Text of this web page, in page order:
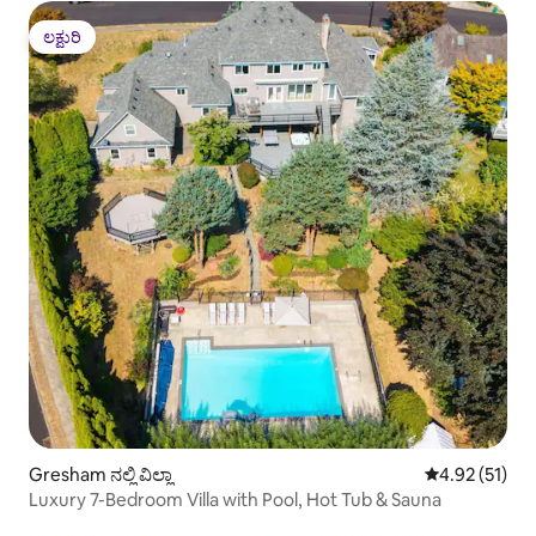
ಲಕ್ಷುರಿ
ಲಕ್ಷುರಿ
Gresham ನಲ್ಲಿ ವಿಲ್ಲಾ 5 ರಲ್ಲಿ 4.92
4.92 (51)
Luxury 7-Bedroom Villa with Pool, Hot Tub & Sauna